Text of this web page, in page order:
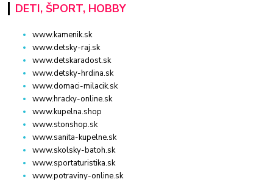
DETI, ŠPORT, HOBBY
www.kamenik.sk
www.detsky-raj.sk
www.detskaradost.sk
www.detsky-hrdina.sk
www.domaci-milacik.sk
www.hracky-online.sk
www.kupelna.shop
www.stonshop.sk
www.sanita-kupelne.sk
www.skolsky-batoh.sk
www.sportaturistika.sk
www.potraviny-online.sk